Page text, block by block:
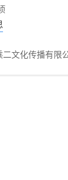
二文化传播有限